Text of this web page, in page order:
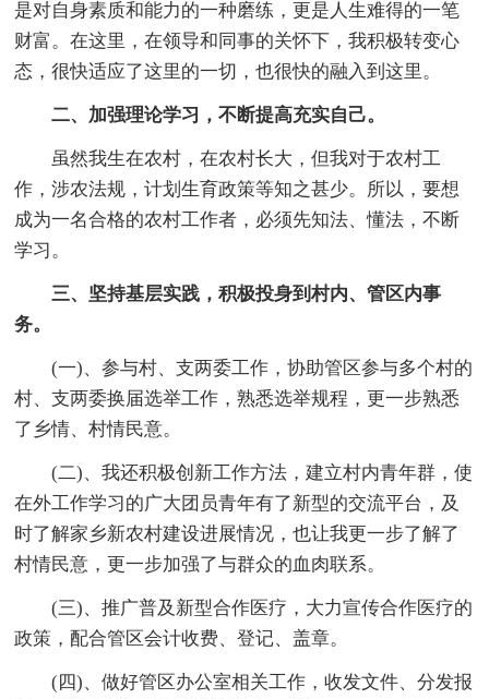
是对自身素质和能力的一种磨练，更是人生难得的一笔
财富。在这里，在领导和同事的关怀下，我积极转变心
态，很快适应了这里的一切，也很快的融入到这里。
二、加强理论学习，不断提高充实自己。
虽然我生在农村，在农村长大，但我对于农村工
作，涉农法规，计划生育政策等知之甚少。所以，要想
成为一名合格的农村工作者，必须先知法、懂法，不断
学习。
三、坚持基层实践，积极投身到村内、管区内事
务。
(一)、参与村、支两委工作，协助管区参与多个村的
村、支两委换届选举工作，熟悉选举规程，更一步熟悉
了乡情、村情民意。
(二)、我还积极创新工作方法，建立村内青年群，使
在外工作学习的广大团员青年有了新型的交流平台，及
时了解家乡新农村建设进展情况，也让我更一步了解了
村情民意，更一步加强了与群众的血肉联系。
(三)、推广普及新型合作医疗，大力宣传合作医疗的
政策，配合管区会计收费、登记、盖章。
(四)、做好管区办公室相关工作，收发文件、分发报